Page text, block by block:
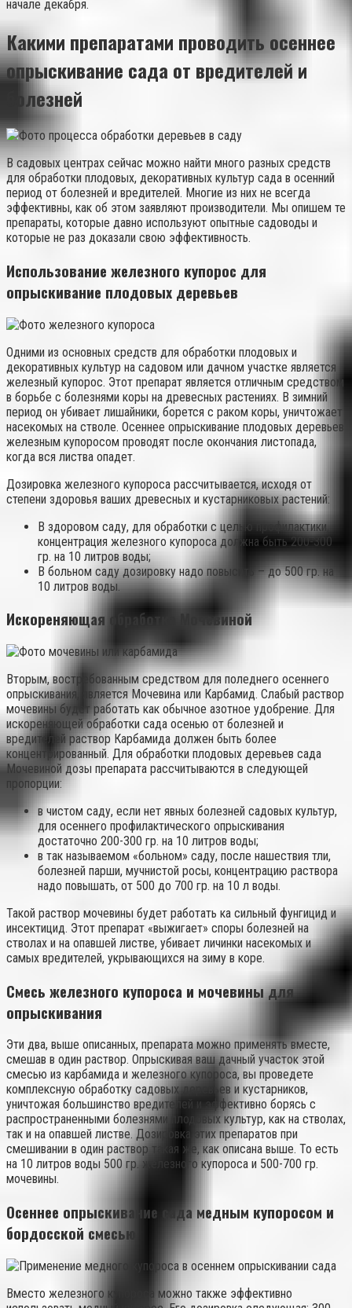
начале декабря.
Какими препаратами проводить осеннее
опрыскивание сада от вредителей и
болезней
В садовых центрах сейчас можно найти много разных средств
для обработки плодовых, декоративных культур сада в осенний
период от болезней и вредителей. Многие из них не всегда
эффективны, как об этом заявляют производители. Мы опишем те
препараты, которые давно используют опытные садоводы и
которые не раз доказали свою эффективность.
Использование железного купорос для
опрыскивание плодовых деревьев
Одними из основных средств для обработки плодовых и
декоративных культур на садовом или дачном участке является
железный купорос. Этот препарат является отличным средством
в борьбе с болезнями коры на древесных растениях. В зимний
период он убивает лишайники, борется с раком коры, уничтожает
насекомых на стволе. Осеннее опрыскивание плодовых деревьев
железным купоросом проводят после окончания листопада,
когда вся листва опадет.
Дозировка железного купороса рассчитывается, исходя от
степени здоровья ваших древесных и кустарниковых растений:
В здоровом саду, для обработки с целью профилактики,
концентрация железного купороса должна быть 200-300
гр. на 10 литров воды;
В больном саду дозировку надо повысить – до 500 гр. на
10 литров воды.
Искореняющая обработка Мочевиной
Вторым, востребованным средством для поледнего осеннего
опрыскивания, является Мочевина или Карбамид. Слабый раствор
мочевины будет работать как обычное азотное удобрение. Для
искореняющей обработки сада осенью от болезней и
вредителей раствор Карбамида должен быть более
концентрированный. Для обработки плодовых деревьев сада
Мочевиной дозы препарата рассчитываются в следующей
пропорции:
в чистом саду, если нет явных болезней садовых культур,
для осеннего профилактического опрыскивания
достаточно 200-300 гр. на 10 литров воды;
в так называемом «больном» саду, после нашествия тли,
болезней парши, мучнистой росы, концентрацию раствора
надо повышать, от 500 до 700 гр. на 10 л воды.
Такой раствор мочевины будет работать ка сильный фунгицид и
инсектицид. Этот препарат «выжигает» споры болезней на
стволах и на опавшей листве, убивает личинки насекомых и
самых вредителей, укрывающихся на зиму в коре.
Смесь железного купороса и мочевины для
опрыскивания
Эти два, выше описанных, препарата можно применять вместе,
смешав в один раствор. Опрыскивая ваш дачный участок этой
смесью из карбамида и железного купороса, вы проведете
комплексную обработку садовых деревьев и кустарников,
уничтожая большинство вредителей и эффективно борясь с
распространенными болезнями плодовых культур, как на стволах,
так и на опавшей листве. Дозировка этих препаратов при
смешивании в один раствор такая же, как описана выше. То есть
на 10 литров воды 500 гр. железного купороса и 500-700 гр.
мочевины.
Осеннее опрыскивание сада медным купоросом и
бордосской смесью
Вместо железного купороса можно также эффективно